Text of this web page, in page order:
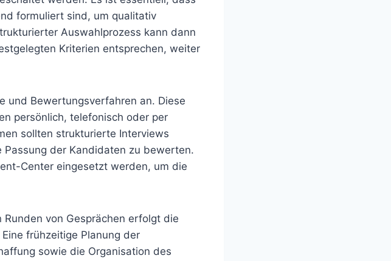
formuliert sind, um qualitativ
Auswahlprozess kann dann
Kriterien entsprechen, weiter
und Bewertungsverfahren an. Diese
persönlich, telefonisch oder per
sollten strukturierte Interviews
der Kandidaten zu bewerten.
Center eingesetzt werden, um die
von Gesprächen erfolgt die
frühzeitige Planung der
sowie die Organisation des